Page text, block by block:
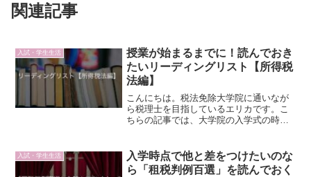
関連記事
入試・学生生活
授業が始まるまでに！読んでおき
たいリーディングリスト【所得税
法編】
こんにちは。税法免除大学院に通いなが
ら税理士を目指しているエリカです。こ
ちらの記事では、大学院の入学式の時に
ました。今回は、同じく大学院の入学式
の時に配られたリーディン...
入試・学生生活
入学時点で他と差をつけたいのな
ら「租税判例百選」を読んでおく